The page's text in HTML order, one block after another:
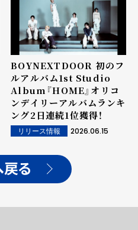
BOYNEXTDOOR 初のフ
ルアルバム1st Studio
Album『HOME』オリコ
ンデイリーアルバムランキ
ング2日連続1位獲得！
リリース情報 2026.06.15
る